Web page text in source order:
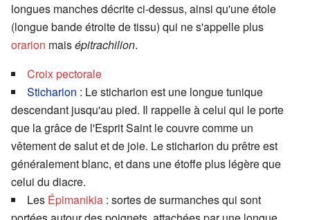
longues manches décrite ci-dessus, ainsi qu'une étole
(longue bande étroite de tissu) qui ne s'appelle plus
orarion maisépitrachilion.
Croix pectorale
Sticharion : Le sticharion est une longue tunique
descendant jusqu'au pied. Il rappelle à celui qui le porte
que la grâce de l'Esprit Saint le couvre comme un
vêtement de salut et de joie. Le sticharion du prêtre est
généralement blanc, et dans une étoffe plus légère que
celui du diacre.
Les Épimanikia : sortes de surmanches qui sont